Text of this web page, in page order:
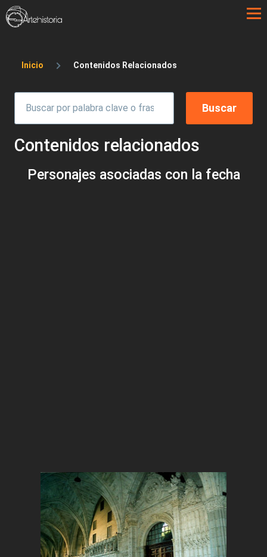
Pasar al contenido principal
Sobrescribir enlaces de ayuda a la
Inicio Contenidos Relacionados
Contenidos relacionados
Personajes asociadas con la fecha